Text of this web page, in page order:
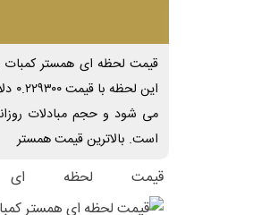
قیمت لحظه ای همستر کمبات
است. بالاترین قیمت همستر
قیمت لحظه ای